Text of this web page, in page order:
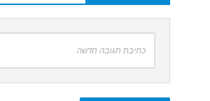
כתיבת תגובה חדשה